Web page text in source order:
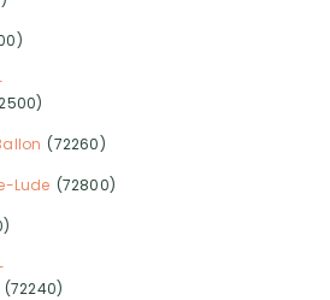
(72260)
Lude (72800)
(72240)